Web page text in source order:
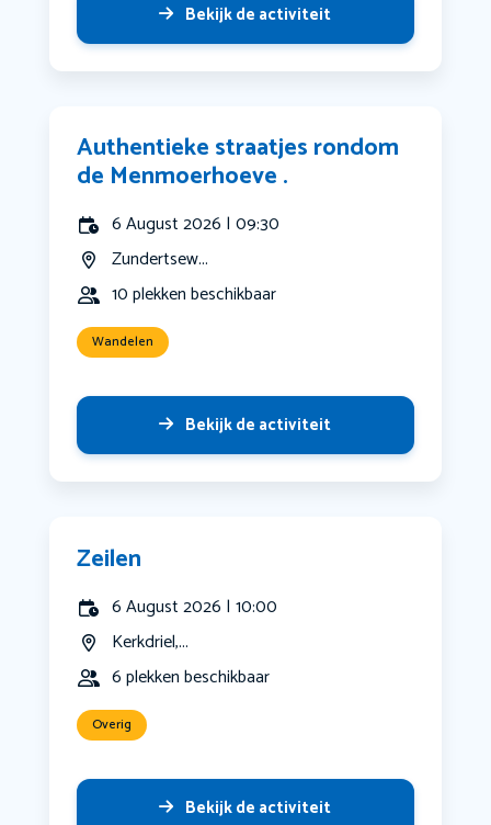
Bekijk de activiteit
Authentieke straatjes rondom
de Menmoerhoeve .
6 August 2026 | 09:30
Zundertsew...
10 plekken beschikbaar
Wandelen
Bekijk de activiteit
Zeilen
6 August 2026 | 10:00
Kerkdriel,...
6 plekken beschikbaar
Overig
Bekijk de activiteit